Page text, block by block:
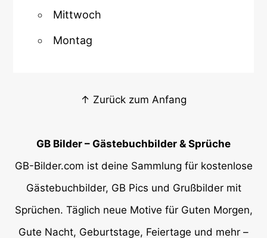
Mittwoch
Montag
↑ Zurück zum Anfang
GB Bilder – Gästebuchbilder & Sprüche
GB-Bilder.com ist deine Sammlung für kostenlose
Gästebuchbilder, GB Pics und Grußbilder mit
Sprüchen. Täglich neue Motive für Guten Morgen,
Gute Nacht, Geburtstage, Feiertage und mehr –